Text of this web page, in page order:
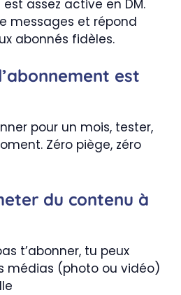
est assez active en DM.
messages et répond
abonnés fidèles.
est
pour un mois, tester,
Zéro piège, zéro
du contenu à
t’abonner, tu peux
médias (photo ou vidéo)